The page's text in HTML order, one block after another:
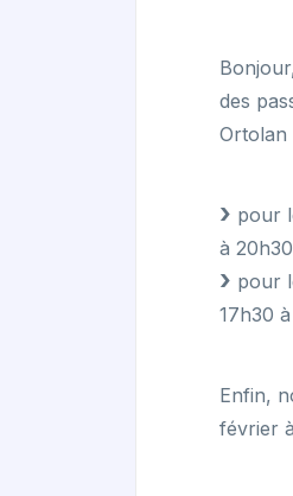
des
Ortolan
pour
à 20h30
pour
17h30
Enfin,
février